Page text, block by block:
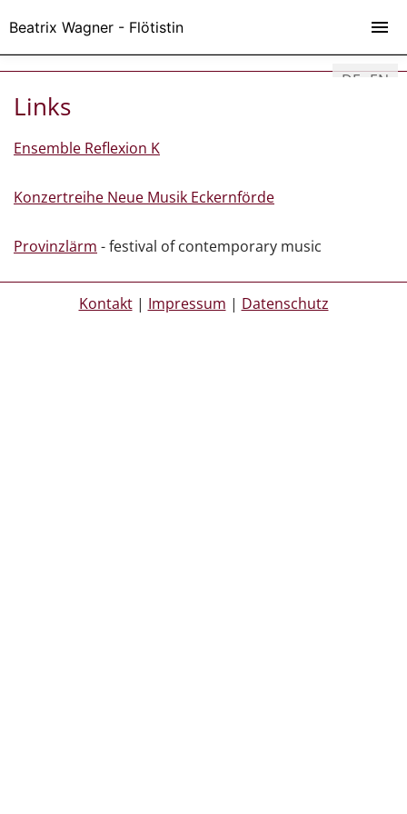
DE EN
Links
Ensemble Reflexion K
Konzertreihe Neue Musik Eckernförde
Provinzlärm - festival of contemporary music
Kontakt| Impressum | Datenschutz
Beatrix Wagner - Flötistin